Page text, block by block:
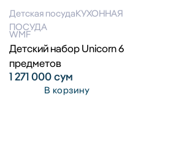
Детская посудаКУХОННАЯ
ПОСУДА
WMF
Детский набор Unicorn 6
предметов
1 271 000сум
В корзину